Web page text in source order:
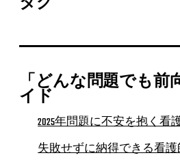
「どんな問題でも
イド
2025年問題に不安を抱く看
失敗せずに納得できる看